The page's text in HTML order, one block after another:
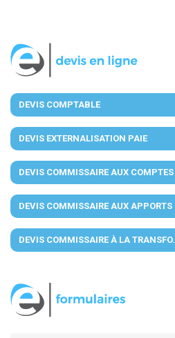
DEVIS COMPTABLE
DEVIS EXTERNALISATION PAIE
DEVIS COMMISSAIRE AUX COMPTES
DEVIS COMMISSAIRE AUX APPORTS
DEVIS COMMISSAIRE À LA TRANSFO.